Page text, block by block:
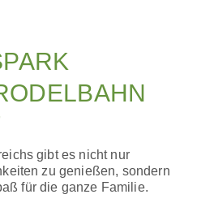
gibt es nicht nur
zu genießen, sondern
für die ganze Familie.